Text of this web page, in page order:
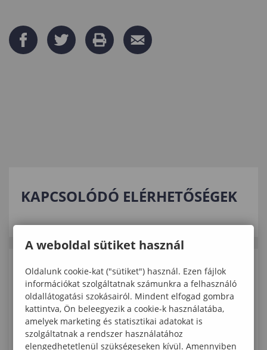
KAPCSOLÓDÓ ELÉRHETŐSÉGEK
KAPCSOLÓDÓ TARTALMAK
A Soproni Közgáz hallgatója Nagyváradon
mutathatta be tudományos diákköri
munkáját
A weboldal sütiket használ
Oldalunk cookie-kat ("sütiket") használ. Ezen fájlok
információkat szolgáltatnak számunkra a felhasználó
oldallátogatási szokásairól. Mindent elfogad gombra
kattintva, Ön beleegyezik a cookie-k használatába,
amelyek marketing és statisztikai adatokat is
szolgáltatnak a rendszer használatához
elengedhetetlenül szükségeseken kívül. Amennyiben